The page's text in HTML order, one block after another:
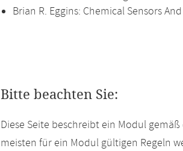
Brian R. Eggins: Chemical Sensors
Bitte beachten Sie:
Diese Seite beschreibt ein Modul
meisten für ein Modul gültigen Regeln